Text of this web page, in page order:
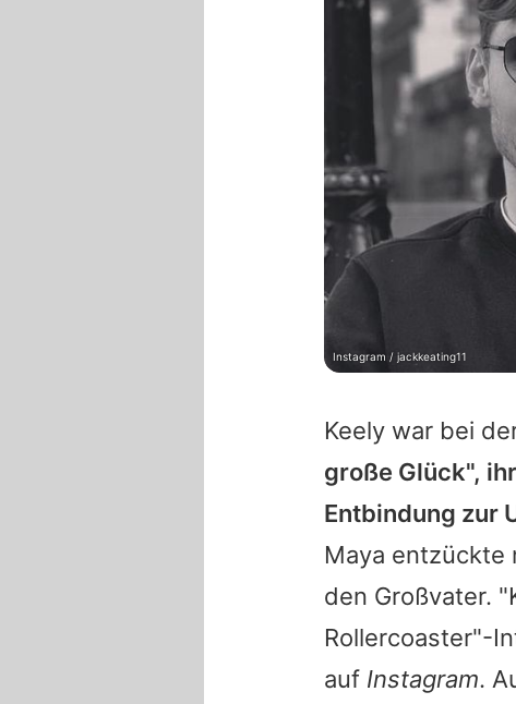
Keely war bei
große Glück",
Entbindung zur
Maya entzückte
den Großvater.
Rollercoaster"-
auf Instagram.
Instagram / jackkeating11